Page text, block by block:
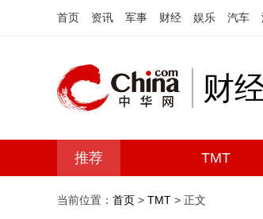
首页 资讯 军事 财经 娱乐 汽车
财
推荐 TMT
当前位置： 首页 > TMT > 正文